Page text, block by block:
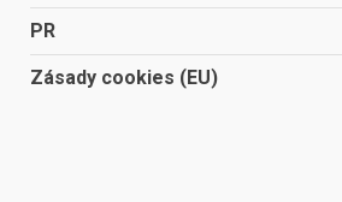
PR
Zásady cookies (EU)